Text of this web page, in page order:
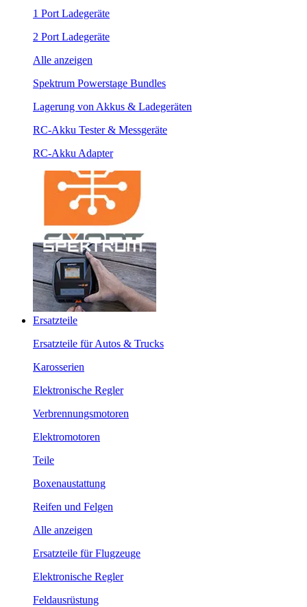
1 Port Ladegeräte
2 Port Ladegeräte
Alle anzeigen
Spektrum Powerstage Bundles
Lagerung von Akkus & Ladegeräten
RC-Akku Tester & Messgeräte
RC-Akku Adapter
Ersatzteile
Ersatzteile für Autos & Trucks
Karosserien
Elektronische Regler
Verbrennungsmotoren
Elektromotoren
Teile
Boxenaustattung
Reifen und Felgen
Alle anzeigen
Ersatzteile für Flugzeuge
Elektronische Regler
Feldausrüstung